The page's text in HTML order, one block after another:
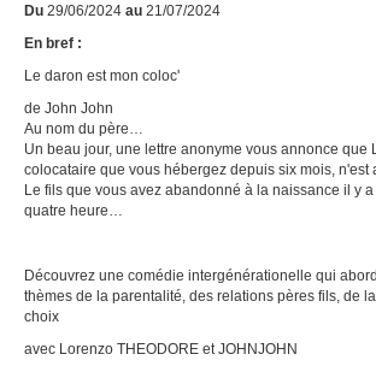
Du 29/06/2024 au 21/07/2024
En bref :
Le daron est mon coloc'
de John John
Au nom du père…
Un beau jour, une lettre anonyme vous annonce que
colocataire que vous hébergez depuis six mois, n'est
Le fils que vous avez abandonné à la naissance il y
quatre heure…
Découvrez une comédie intergénérationelle qui
thèmes de la parentalité, des relations pères fils, de
choix
avec Lorenzo THEODORE et JOHNJOHN